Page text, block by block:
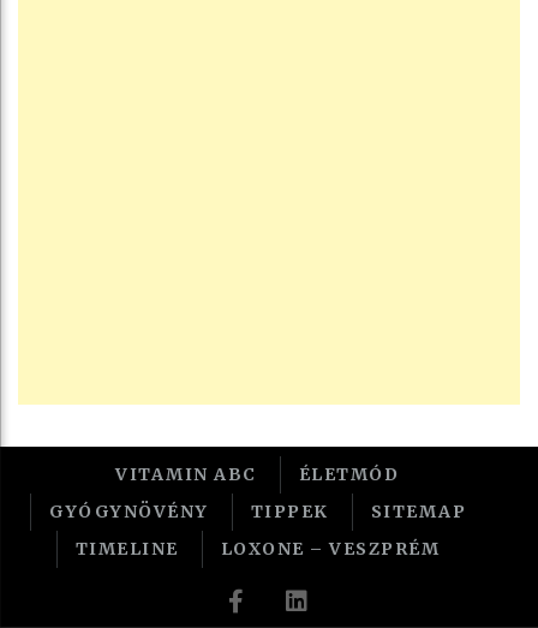
VITAMIN ABC
ÉLETMÓD
GYÓGYNÖVÉNY
TIPPEK
SITEMAP
TIMELINE
LOXONE – VESZPRÉM